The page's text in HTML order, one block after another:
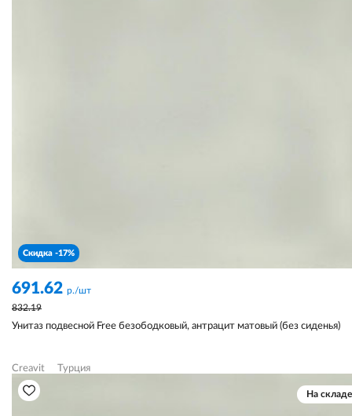
Скидка -17%
691.62 р./шт
832.19
Унитаз подвесной Free безободковый, антрацит матовый (без сиденья)
Creavit Турция
На складе